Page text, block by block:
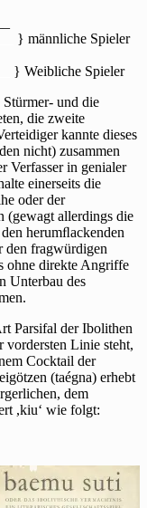
} männliche Spieler
} Weibliche Spieler
und die
die zweite
kannte dieses
nicht) zusammen
Verfasser in genialer
einerseits die
oder der
(gewagt allerdings die
herumﬂackenden
den fragwürdigen
ohne direkte Angriffe
Unterbau des
Parsifal der Ibolithen
Linie steht,
Cocktail der
(taégna) erhebt
dem
,kiu‘ wie folgt: